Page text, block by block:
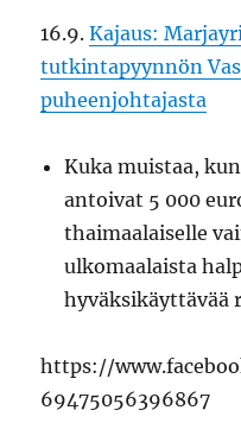
16.9.Kajaus:
tutkintapyynnön
puheenjohtajasta
Kuka muistaa,
antoivat 5 000
thaimaalaiselle
ulkomaalaista
hyväksikäyttävää
https://
69475056396867